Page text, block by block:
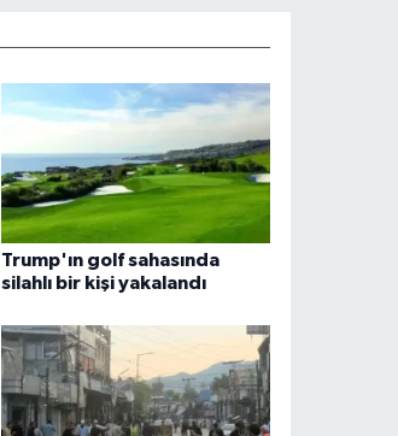
Trump'ın golf sahasında
silahlı bir kişi yakalandı